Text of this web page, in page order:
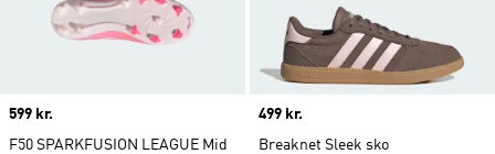
Price
599 kr.
F50 SPARKFUSION LEAGUE Mid
Price
499 kr.
Breaknet Sleek sko